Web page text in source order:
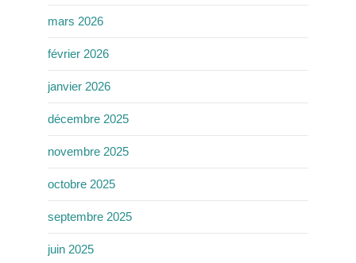
mars 2026
février 2026
janvier 2026
décembre 2025
novembre 2025
octobre 2025
septembre 2025
juin 2025